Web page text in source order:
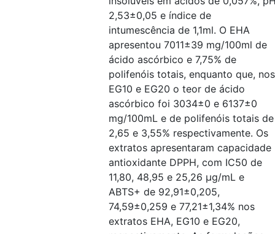
2,53±0,05 e índice de
intumescência de 1,1ml. O EHA
apresentou 7011±39 mg/100ml de
ácido ascórbico e 7,75% de
polifenóis totais, enquanto que, nos
EG10 e EG20 o teor de ácido
ascórbico foi 3034±0 e 6137±0
mg/100mL e de polifenóis totais de
2,65 e 3,55% respectivamente. Os
extratos apresentaram capacidade
antioxidante DPPH, com IC50 de
11,80, 48,95 e 25,26 µg/mL e
ABTS+ de 92,91±0,205,
74,59±0,259 e 77,21±1,34% nos
extratos EHA, EG10 e EG20,